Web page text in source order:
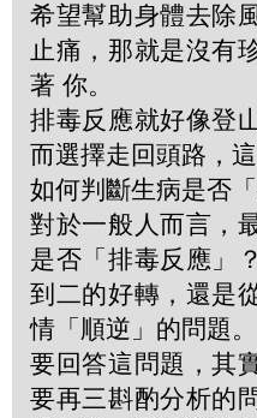
希望幫助身體去除
止痛，那就是沒有
著 你。
排毒反應就好像登
而選擇走回頭路，
如何判斷生病是否
對於一般人而言，
是否「排毒反應」
到二的好轉，還是
情「順逆」的問題。
要回答這問題，其
要再三斟酌分析的